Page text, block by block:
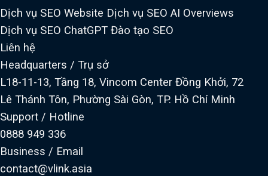
Dịch vụ SEO Website Dịch vụ SEO AI Overviews
Dịch vụ SEO ChatGPT Đào tạo SEO
Liên hệ
Headquarters / Trụ sở
L18-11-13, Tầng 18, Vincom Center Đồng Khởi, 72
Lê Thánh Tôn, Phường Sài Gòn, TP. Hồ Chí Minh
Support / Hotline
0888 949 336
Business / Email
contact@vlink.asia